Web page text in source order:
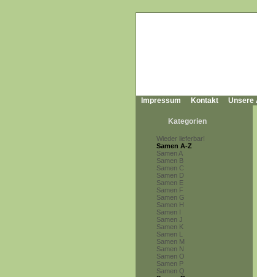
Impressum Kontakt Unsere
Kategorien
Wieder lieferbar!
Samen A-Z
Samen A
Samen B
Samen C
Samen D
Samen E
Samen F
Samen G
Samen H
Samen I
Samen J
Samen K
Samen L
Samen M
Samen N
Samen O
Samen P
Samen Q